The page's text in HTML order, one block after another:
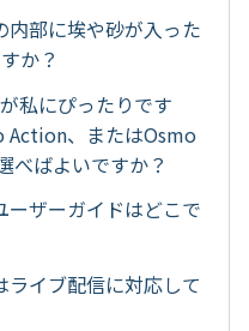
内部に埃や砂が入った
か？
私にぴったりです
Action、またはOsmo
べばよいですか？
ーザーガイドはどこで
ライブ配信に対応して